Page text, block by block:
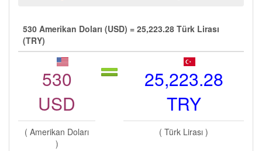
530 Amerikan Doları (USD) = 25,223.28 Türk Lirası
(TRY)
530
USD
25,223.28
TRY
( Amerikan Doları
)
( Türk Lirası )